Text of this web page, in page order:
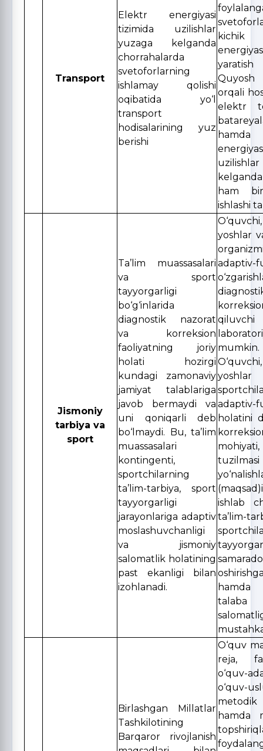
Transport
Elektr energiyasi
tizimida uzilishlar
yuzaga kelganda
chorrahalarda
svetoforlarning
ishlamay qolishi
oqibatida yo‘l
transport
hodisalarining yuz
berishi
orqali
elektr
ham
ishlashi
Jismoniy
tarbiya va
sport
Ta’lim muassasalari
va sport
tayyorgarligi
bo‘g‘inlarida
diagnostik nazorat
va korreksion
faoliyatning joriy
holati hozirgi
kundagi zamonaviy
jamiyat talablariga
javob bermaydi va
uni qoniqarli deb
bo‘lmaydi. Bu, ta’lim
muassasalari
kontingenti,
sportchilarning
ta’lim-tarbiya, sport
tayyorgarligi
jarayonlariga adaptiv
moslashuvchanligi
va jismoniy
salomatlik holatining
past ekanligi bilan
izohlanadi.
yoshlar
adaptiv-
mumkin.
adaptiv-
holatini
ishlab
ta’lim-
hamda
Birlashgan Millatlar
Tashkilotining
Barqaror rivojlanish
O‘quv
reja,
o‘quv-
o‘quv-
metodik
hamda